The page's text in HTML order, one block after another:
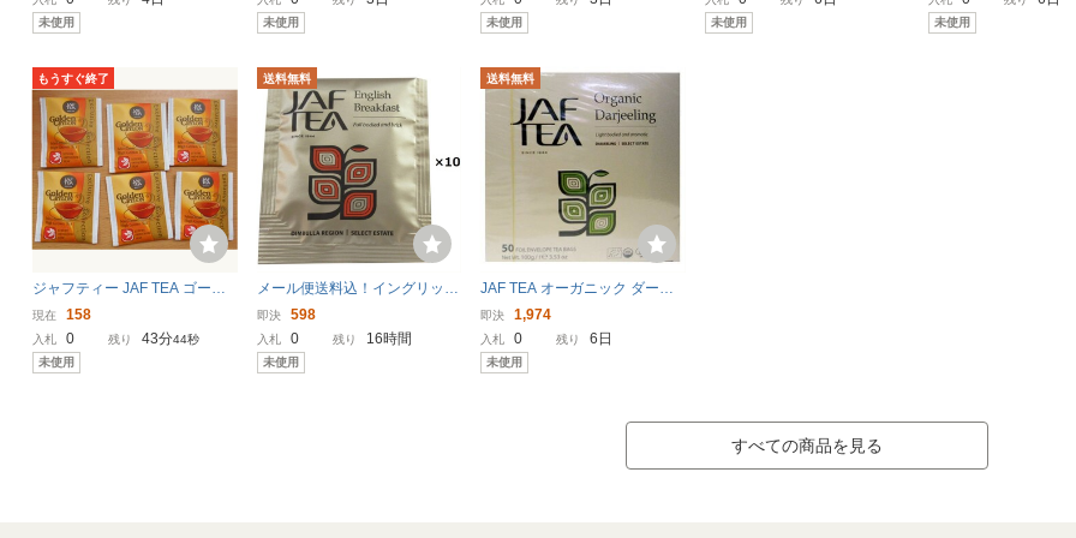
料別途見積
未使用 未使用
送料別途見積 ディンバラ
未使用
料別途見積
未使用 未使用
もうすぐ終了
ジャフティー JAF TEA ゴール
デンセイロン 6袋 新品
現在 158
入札 0 残り 43分43秒
未使用
送料無料
メール便送料込！イングリッシ
ュブレックファースト10P ティ
ーバッグ JAF TEA 高級 紅茶 ブ
レンド 代引時間指定不可 お試
し ポイント消化
即決 598
入札 0 残り 16時間
未使用
送料無料
JAF TEA オーガニック ダージ
リン (2gX50P) 100g
即決 1,974
入札 0 残り 6日
未使用
すべての商品を見る